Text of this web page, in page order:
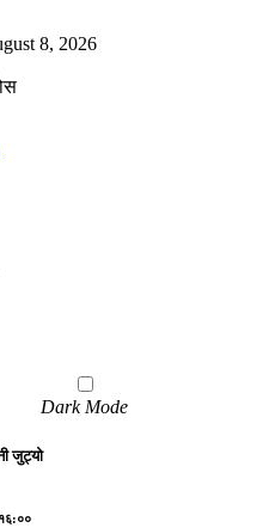
8, 2026
Dark Mode
जुट्यो